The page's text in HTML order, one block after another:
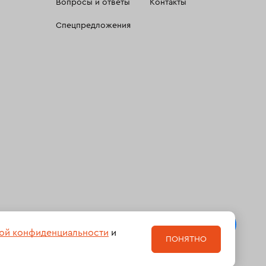
Вопросы и ответы
Спецпредложения
Контакты
конфиденциальности и
ПОНЯТНО